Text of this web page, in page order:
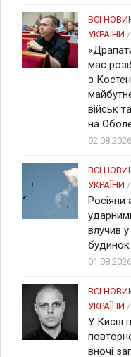
ВСІ
УКРАЇНИ /
має
з
військ
на
02.08.2026
ВСІ
УКРАЇНИ /
Росіяни
влучив
будинок
01.08.2026
ВСІ
УКРАЇНИ /
У Києві
вночі